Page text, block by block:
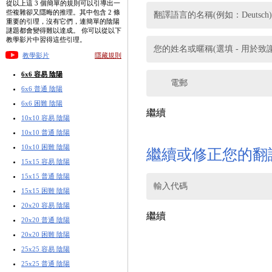
從以上這 3 個簡單的規則可以引導出一
些複雜卻又隱晦的推理。其中包含 2 條
重要的引理，沒有它們，連簡單的陰陽
謎題都會變得難以達成。 你可以從以下
教學影片中習得這些引理。
教學影片 隱藏規則
6x6 容易 陰陽
6x6 普通 陰陽
6x6 困難 陰陽
10x10 容易 陰陽
10x10 普通 陰陽
10x10 困難 陰陽
15x15 容易 陰陽
15x15 普通 陰陽
15x15 困難 陰陽
20x20 容易 陰陽
20x20 普通 陰陽
20x20 困難 陰陽
25x25 容易 陰陽
25x25 普通 陰陽
翻譯語言的名稱(例如：Deutsch)
您的姓名或暱稱(選填 - 用於致
電郵
繼續
繼續或修正您的翻
輸入代碼
繼續